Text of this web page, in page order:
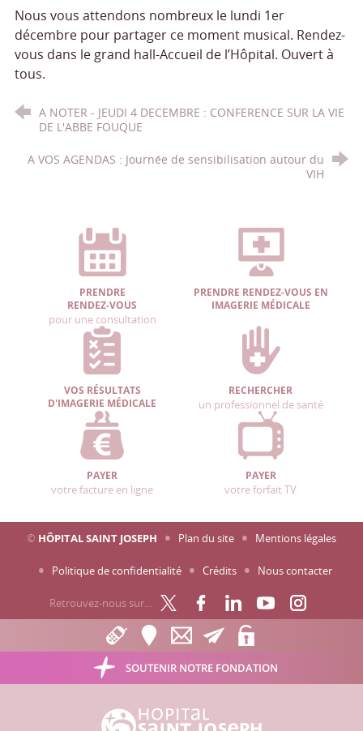
Nous vous attendons nombreux le lundi 1er
décembre pour partager ce moment musical. Rendez-
vous dans le grand hall-Accueil de l’Hôpital. Ouvert à
tous.
A NOTER - JEUDI 4 DECEMBRE : CONFERENCE SUR LA VIE
DE L'ABBE FOUQUE
A VOS AGENDAS : Journée de sensibilisation autour du
VIH
PRENDRE
RENDEZ-VOUS
pour une consultation
PRENDRE RENDEZ-VOUS EN
IMAGERIE MÉDICALE
VOS RÉSULTATS
D'IMAGERIE MÉDICALE
RECHERCHER
un professionnel de santé
PAYER
votre facture en ligne
PAYER
votre forfait TV
© HÔPITAL SAINT JOSEPH Plan du site Mentions légales
Politique de confidentialité Crédits Nous contacter
Retrouvez-nous sur…
SOUTENIR NOTRE FONDATION
Hôpital Saint Joseph - Marseille